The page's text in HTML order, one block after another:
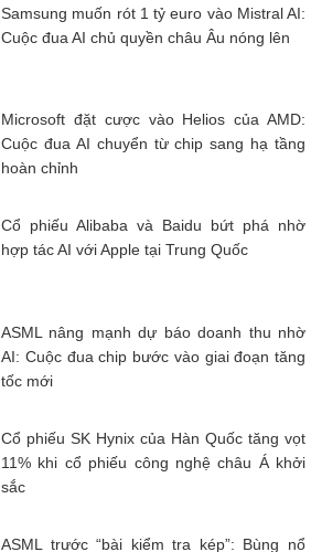
Samsung muốn rót 1 tỷ euro vào Mistral AI:
Cuộc đua AI chủ quyền châu Âu nóng lên
Microsoft đặt cược vào Helios của AMD:
Cuộc đua AI chuyển từ chip sang hạ tầng
hoàn chỉnh
Cổ phiếu Alibaba và Baidu bứt phá nhờ
hợp tác AI với Apple tại Trung Quốc
ASML nâng mạnh dự báo doanh thu nhờ
AI: Cuộc đua chip bước vào giai đoạn tăng
tốc mới
Cổ phiếu SK Hynix của Hàn Quốc tăng vọt
11% khi cổ phiếu công nghệ châu Á khởi
sắc
ASML trước “bài kiểm tra kép”: Bùng nổ